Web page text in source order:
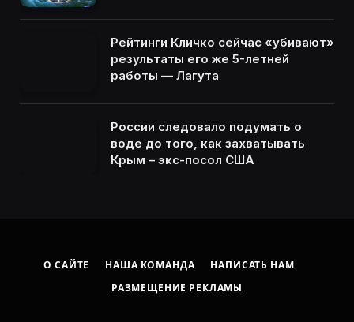
Рейтинги Кличко сейчас «убивают»
результаты его же 5-летней
работы — Лагута
России следовало подумать о
воде до того, как захватывать
Крым – экс-посол США
О САЙТЕ НАША КОМАНДА
НАПИСАТЬ НАМ
РАЗМЕЩЕНИЕ РЕКЛАМЫ